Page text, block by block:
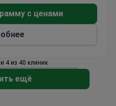
с ценами
4 из 40 клиник
ещё